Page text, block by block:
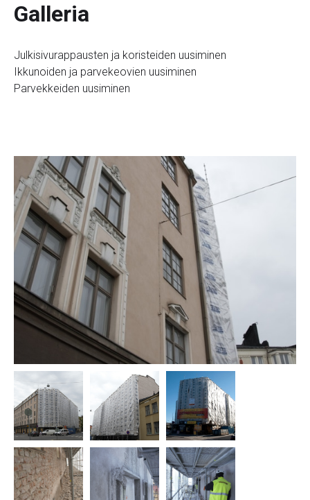
Galleria
Julkisivurappausten ja koristeiden uusiminen
Ikkunoiden ja parvekeovien uusiminen
Parvekkeiden uusiminen